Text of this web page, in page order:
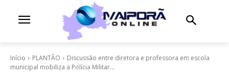
Início PLANTÃO
Discussão entre diretora e professora em escola
municipal mobiliza a Polícia Militar...